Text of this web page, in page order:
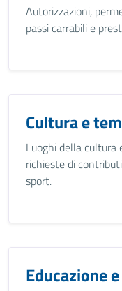
Autorizzazioni,
passi carrabili e
Cultura e
Luoghi della cultura
richieste di
sport.
Educazione